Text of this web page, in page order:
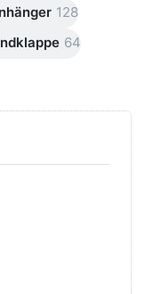
128
64